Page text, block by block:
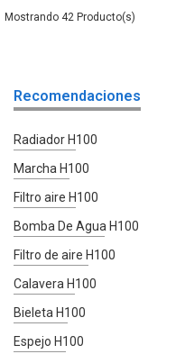
42
Recomendaciones
Radiador H100
Marcha H100
Filtro aire H100
Bomba De Agua H100
Filtro de aire H100
Calavera H100
Bieleta H100
Espejo H100